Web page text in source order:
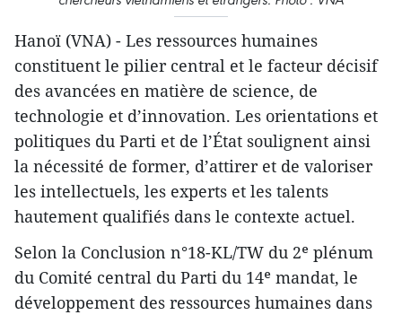
Hanoï (VNA) - Les ressources humaines
constituent le pilier central et le facteur décisif
des avancées en matière de science, de
technologie et d’innovation. Les orientations et
politiques du Parti et de l’État soulignent ainsi
la nécessité de former, d’attirer et de valoriser
les intellectuels, les experts et les talents
hautement qualifiés dans le contexte actuel.
Selon la Conclusion n°18-KL/TW du 2ᵉ plénum
du Comité central du Parti du 14ᵉ mandat, le
développement des ressources humaines dans